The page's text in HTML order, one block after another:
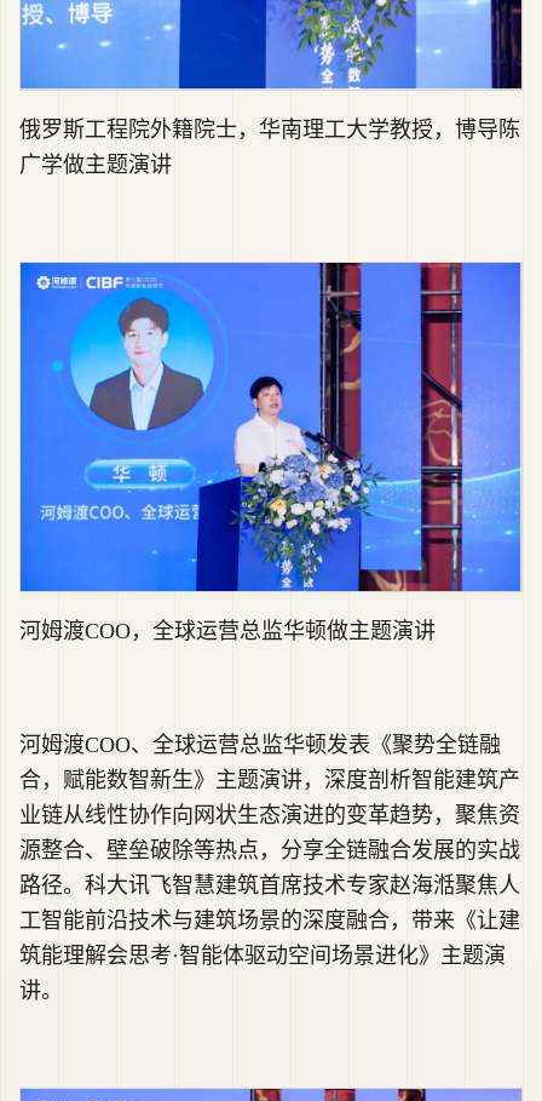
俄罗斯工程院外籍院士，华南理工大学教授，博导陈
广学做主题演讲
河姆渡COO，全球运营总监华顿做主题演讲
河姆渡COO、全球运营总监华顿发表《聚势全链融
合，赋能数智新生》主题演讲，深度剖析智能建筑产
业链从线性协作向网状生态演进的变革趋势，聚焦资
源整合、壁垒破除等热点，分享全链融合发展的实战
路径。科大讯飞智慧建筑首席技术专家赵海湉聚焦人
工智能前沿技术与建筑场景的深度融合，带来《让建
筑能理解会思考·智能体驱动空间场景进化》主题演
讲。